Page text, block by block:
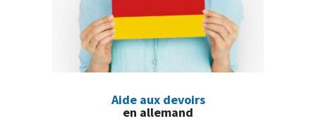
Aide aux devoirs
en allemand